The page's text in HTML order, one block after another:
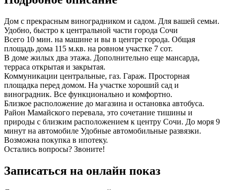
Дом с прекрасным виноградником и садом. Для вашей семьи.
Удобно, быстро к центральной части города Сочи
Всего 10 мин. на машине и вы в центре города. Общая
площадь дома 115 м.кв. на ровном участке 7 сот.
В доме жилых два этажа. Дополнительно еще мансарда,
терраса открытая и закрытая.
Коммуникации центральные, газ. Гараж. Просторная
площадка перед домом. На участке хороший сад и
виноградник. Все функционально и комфортно.
Близкое расположение до магазина и остановка автобуса.
Район Мамайского перевала, это сочетание тишины и
природы с близким расположением к центру Сочи. До моря 9
минут на автомобиле Удобные автомобильные развязки.
Возможна покупка в ипотеку.
Остались вопросы? Звоните!
Записаться на онлайн показ